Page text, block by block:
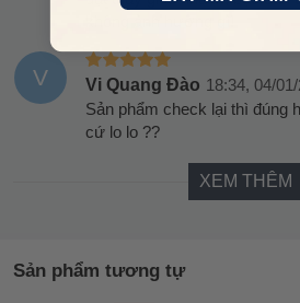
V Vi Quang Đào 18:34, 04/
Sản phẩm check lại thì đúng
cứ lo lo ??
XEM THÊM
Sản phẩm tương tự